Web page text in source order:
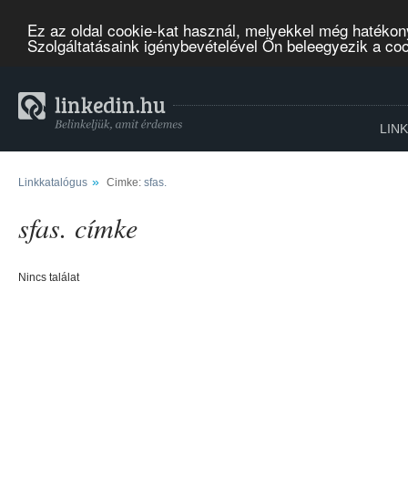
Ez az oldal cookie-kat használ, melyekkel még
Szolgáltatásaink igénybevételével Ön beleegyezik a
Linkkatalógus » Cimke: sfas.
sfas. címke
Nincs találat